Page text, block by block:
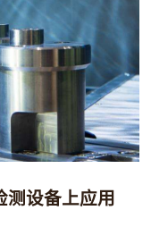
测设备上应用